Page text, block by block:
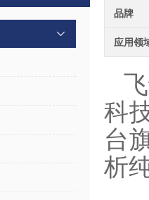
品牌
应用领
科
台
析